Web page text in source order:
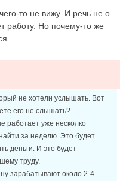
то не вижу. И речь не о
работу. Но почему-то же
не хотели услышать. Вот
его не слышать?
работает уже несколко
за неделю. Это будет
деньги. И это будет
труду.
зарабатывают около 2-4